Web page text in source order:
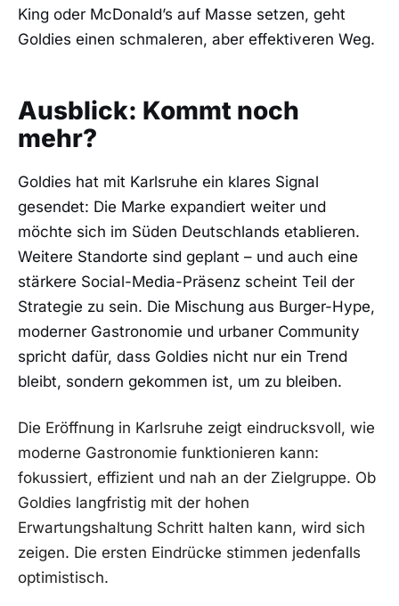
King oder McDonald’s auf Masse setzen, geht
Goldies einen schmaleren, aber effektiveren Weg.
Ausblick: Kommt noch
mehr?
Goldies hat mit Karlsruhe ein klares Signal
gesendet: Die Marke expandiert weiter und
möchte sich im Süden Deutschlands etablieren.
Weitere Standorte sind geplant – und auch eine
stärkere Social-Media-Präsenz scheint Teil der
Strategie zu sein. Die Mischung aus Burger-Hype,
moderner Gastronomie und urbaner Community
spricht dafür, dass Goldies nicht nur ein Trend
bleibt, sondern gekommen ist, um zu bleiben.
Die Eröffnung in Karlsruhe zeigt eindrucksvoll, wie
moderne Gastronomie funktionieren kann:
fokussiert, effizient und nah an der Zielgruppe. Ob
Goldies langfristig mit der hohen
Erwartungshaltung Schritt halten kann, wird sich
zeigen. Die ersten Eindrücke stimmen jedenfalls
optimistisch.